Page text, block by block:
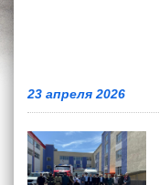
23 апреля 2026